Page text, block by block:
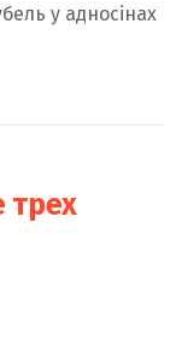
у адносінах
трех